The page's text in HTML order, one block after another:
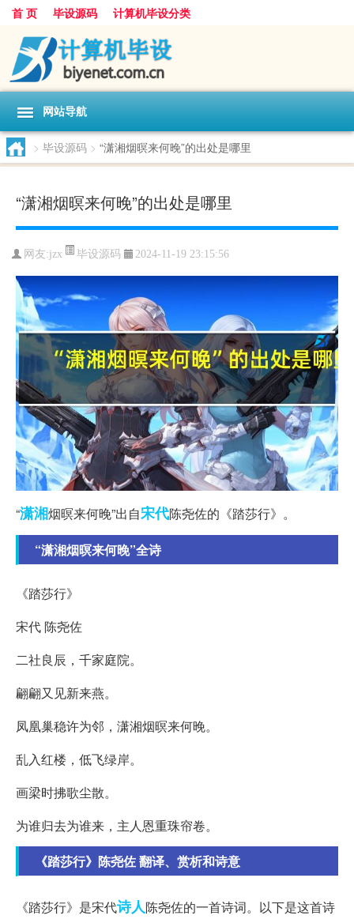
首 页 毕设源码 计算机毕设分类
网站导航
> 毕设源码 > “潇湘烟暝来何晚”的出处是哪里
“潇湘烟暝来何晚”的出处是哪里
网友:jzx 毕设源码 2024-11-19 23:15:56
“潇湘烟暝来何晚”出自宋代陈尧佐的《踏莎行》。
“潇湘烟暝来何晚”全诗
《踏莎行》
宋代 陈尧佐
二社良辰，千家庭院。
翩翩又见新来燕。
凤凰巢稳许为邻，潇湘烟暝来何晚。
乱入红楼，低飞绿岸。
画梁时拂歌尘散。
为谁归去为谁来，主人恩重珠帘卷。
《踏莎行》陈尧佐 翻译、赏析和诗意
《踏莎行》是宋代诗人陈尧佐的一首诗词。以下是这首诗